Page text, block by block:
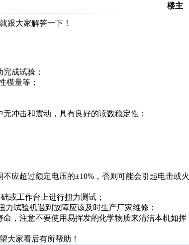
楼主
跟大家解答一下！
成试验；
模量等；
冲击和震动，具有良好的读数稳定性；
应超过额定电压的±10%，否则可能会引起电击或火
或工作台上进行扭力测试；
力试验机遇到故障应该及时生产厂家维修；
命，注意不要使用易挥发的化学物质来清洁本机如挥
大家看后有所帮助！